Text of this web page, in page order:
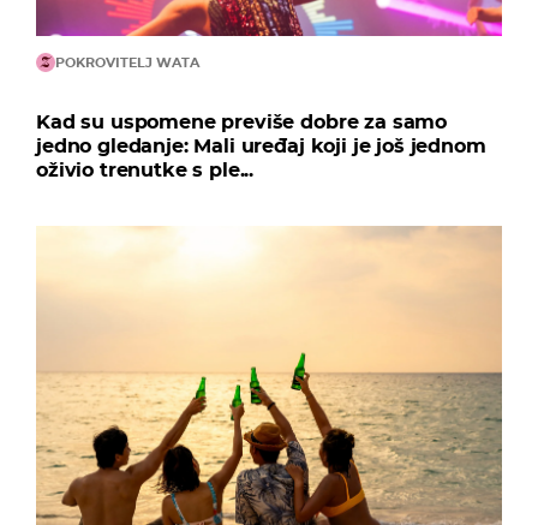
POKROVITELJ WATA
Kad su uspomene previše dobre za samo
jedno gledanje: Mali uređaj koji je još jednom
oživio trenutke s ple...